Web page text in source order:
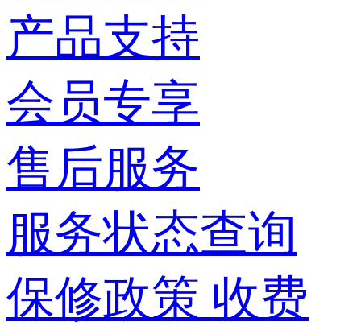
产品支持
会员专享
售后服务
服务状态查询
保修政策 收费